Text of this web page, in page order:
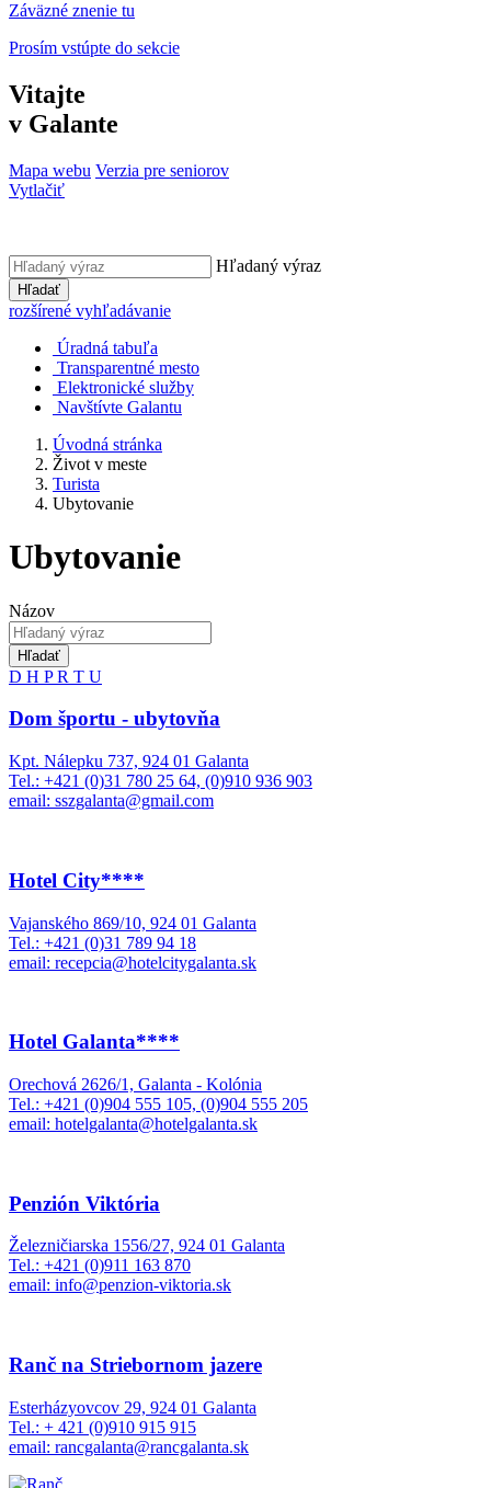
Záväzné znenie tu
Prosím vstúpte do sekcie
Vitajte
v Galante
Mapa webu Verzia pre seniorov
Vytlačiť
Hľadaný výraz
Hľadať
rozšírené vyhľadávanie
Úradná tabuľa
Transparentné mesto
Elektronické služby
Navštívte Galantu
Úvodná stránka
Život v meste
Turista
Ubytovanie
Ubytovanie
Názov
Hľadať
D H PR T U
Dom športu - ubytovňa
Kpt. Nálepku 737, 924 01 Galanta
Tel.: +421 (0)31 780 25 64, (0)910 936 903
email: sszgalanta@gmail.com
Hotel City****
Vajanského 869/10, 924 01 Galanta
Tel.: +421 (0)31 789 94 18
email: recepcia@hotelcitygalanta.sk
Hotel Galanta****
Orechová 2626/1, Galanta - Kolónia
Tel.: +421 (0)904 555 105, (0)904 555 205
email: hotelgalanta@hotelgalanta.sk
Penzión Viktória
Železničiarska 1556/27, 924 01 Galanta
Tel.: +421 (0)911 163 870
email: info@penzion-viktoria.sk
Ranč na Striebornom jazere
Esterházyovcov 29, 924 01 Galanta
Tel.: + 421 (0)910 915 915
email: rancgalanta@rancgalanta.sk